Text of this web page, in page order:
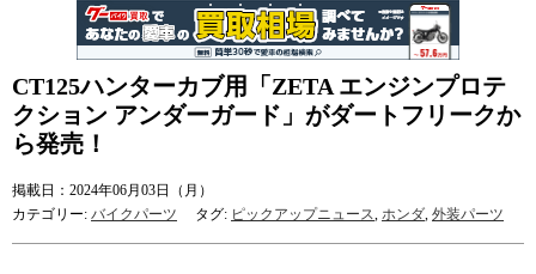
CT125ハンターカブ用「ZETA エンジンプロテ
クション アンダーガード」がダートフリークか
ら発売！
掲載日：2024年06月03日（月）
カテゴリー: バイクパーツ タグ: ピックアップニュース, ホンダ, 外装パーツ